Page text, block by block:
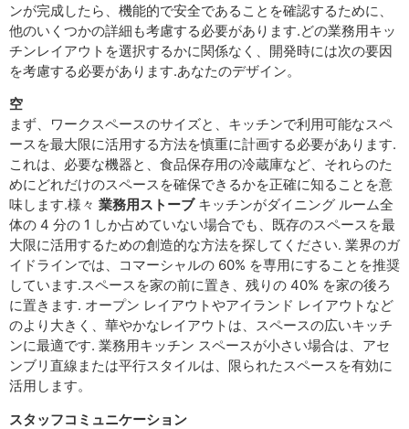
ンが完成したら、機能的で安全であることを確認するために、
他のいくつかの詳細も考慮する必要があります.どの業務用キッ
チンレイアウトを選択するかに関係なく、開発時には次の要因
を考慮する必要があります.あなたのデザイン。
空
まず、ワークスペースのサイズと、キッチンで利用可能なスペ
ースを最大限に活用する方法を慎重に計画する必要があります.
これは、必要な機器と、食品保存用の冷蔵庫など、それらのた
めにどれだけのスペースを確保できるかを正確に知ることを意
味します.様々 業務用ストーブキッチンがダイニング ルーム全
体の 4 分の 1 しか占めていない場合でも、既存のスペースを最
大限に活用するための創造的な方法を探してください. 業界のガ
イドラインでは、コマーシャルの 60% を専用にすることを推奨
しています.スペースを家の前に置き、残りの 40% を家の後ろ
に置きます. オープン レイアウトやアイランド レイアウトなど
のより大きく、華やかなレイアウトは、スペースの広いキッチ
ンに最適です. 業務用キッチン スペースが小さい場合は、アセ
ンブリ直線または平行スタイルは、限られたスペースを有効に
活用します。
スタッフコミュニケーション